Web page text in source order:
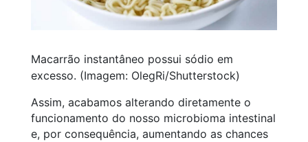
Macarrão instantâneo possui sódio em
excesso. (Imagem: OlegRi/Shutterstock)
Assim, acabamos alterando diretamente o
funcionamento do nosso microbioma intestinal
e, por consequência, aumentando as chances